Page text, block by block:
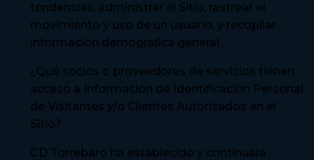
tendencias, administrar el Sitio, rastrear el
movimiento y uso de un usuario, y recopilar
información demográfica general.
¿Qué socios o proveedores de servicios tienen
acceso a Información de Identificación Personal
de Visitantes y/o Clientes Autorizados en el
Sitio?
CD Torrebaro ha establecido y continuará